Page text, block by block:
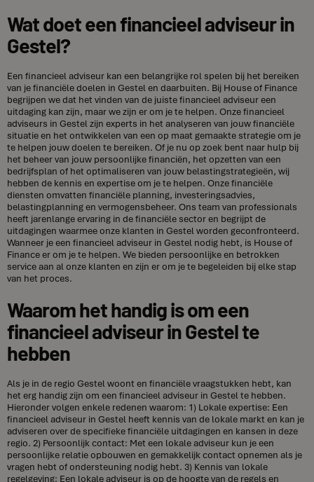
Wat doet een financieel adviseur in
Gestel?
Een financieel adviseur kan een belangrijke rol spelen bij het bereiken
van je financiële doelen in Gestel en daarbuiten. Bij House of Finance
begrijpen we dat het vinden van de juiste financieel adviseur een
uitdaging kan zijn, maar we zijn er om je te helpen. Onze financieel
adviseurs in Gestel zijn experts in het analyseren van jouw financiële
situatie en het ontwikkelen van een op maat gemaakte strategie om je
te helpen jouw doelen te bereiken. Of je nu op zoek bent naar hulp bij
het beheer van jouw persoonlijke financiën, het opzetten van een
bedrijfsplan of het optimaliseren van jouw belastingstrategieën, wij
hebben de kennis en expertise om je te helpen. Onze financiële
diensten omvatten financiële planning, investeringsadvies,
belastingplanning en vermogensbeheer. Ons team van professionals
heeft jarenlange ervaring in de financiële sector en begrijpt de
uitdagingen waarmee onze klanten in Gestel worden geconfronteerd.
Wanneer je een financieel adviseur in Gestel nodig hebt, is House of
Finance er om je te helpen. We bieden persoonlijke en betrokken
service aan al onze klanten en zijn er om je te begeleiden bij elke stap
van het proces.
Waarom het handig is om een
financieel adviseur in Gestel te
hebben
Als je in de regio Gestel woont en financiële vraagstukken hebt, kan
het erg handig zijn om een financieel adviseur in Gestel te hebben.
Hieronder volgen enkele redenen waarom: 1) Lokale expertise: Een
financieel adviseur in Gestel heeft kennis van de lokale markt en kan je
adviseren over de specifieke financiële uitdagingen en kansen in deze
regio. 2) Persoonlijk contact: Met een lokale adviseur kun je een
persoonlijke relatie opbouwen en gemakkelijk contact opnemen als je
vragen hebt of ondersteuning nodig hebt. 3) Kennis van lokale
regelgeving: Een lokale adviseur is op de hoogte van de regels en